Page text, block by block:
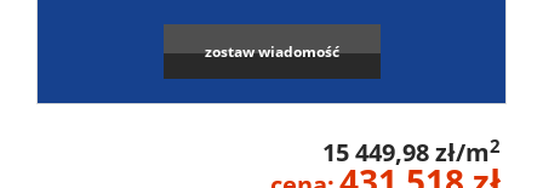
zostaw wiadomość
15 449,98 zł/m2